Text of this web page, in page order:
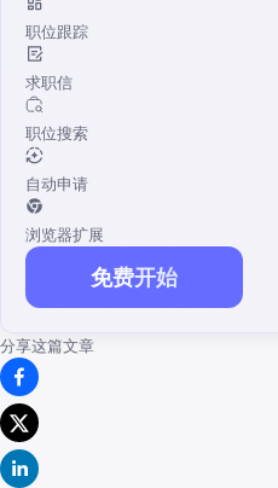
职位跟踪
求职信
职位搜索
自动申请
浏览器扩展
免费开始
分享这篇文章